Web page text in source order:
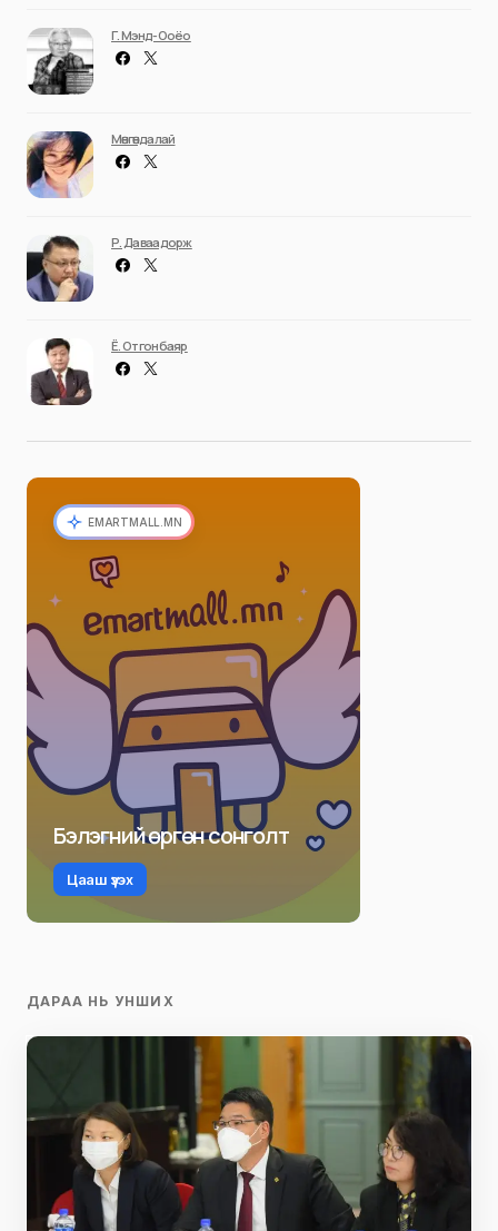
Г. Мэнд-Ооёо
Мөнгөндалай
Р. Даваадорж
Ё. Отгонбаяр
EMARTMALL.MN
Бэлэгний өргөн сонголт
Цааш үзэх
ДАРАА НЬ УНШИХ